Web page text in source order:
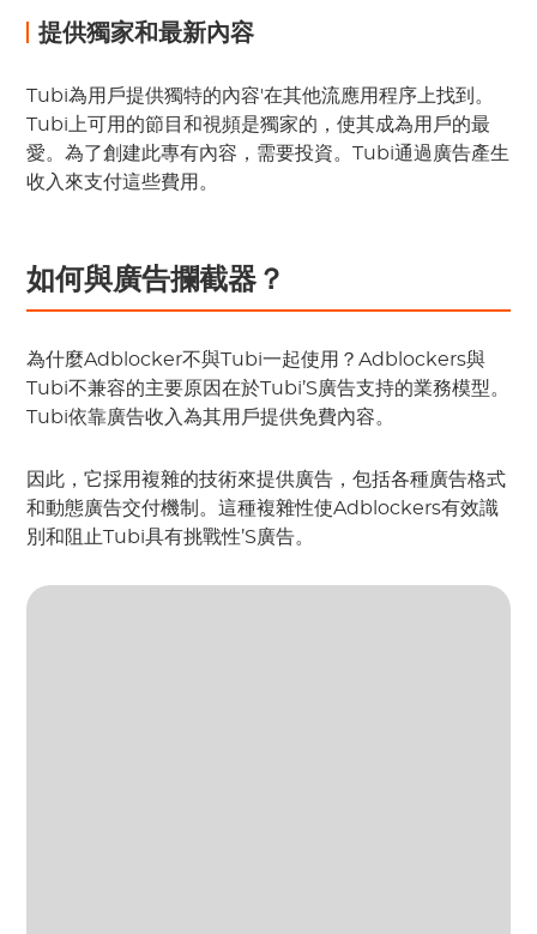
提供獨家和最新內容
Tubi為用戶提供獨特的內容'在其他流應用程序上找到。
Tubi上可用的節目和視頻是獨家的，使其成為用戶的最
愛。為了創建此專有內容，需要投資。Tubi通過廣告產生
收入來支付這些費用。
如何與廣告攔截器？
為什麼Adblocker不與Tubi一起使用？Adblockers與
Tubi不兼容的主要原因在於Tubi’S廣告支持的業務模型。
Tubi依靠廣告收入為其用戶提供免費內容。
因此，它採用複雜的技術來提供廣告，包括各種廣告格式
和動態廣告交付機制。這種複雜性使Adblockers有效識
別和阻止Tubi具有挑戰性’S廣告。